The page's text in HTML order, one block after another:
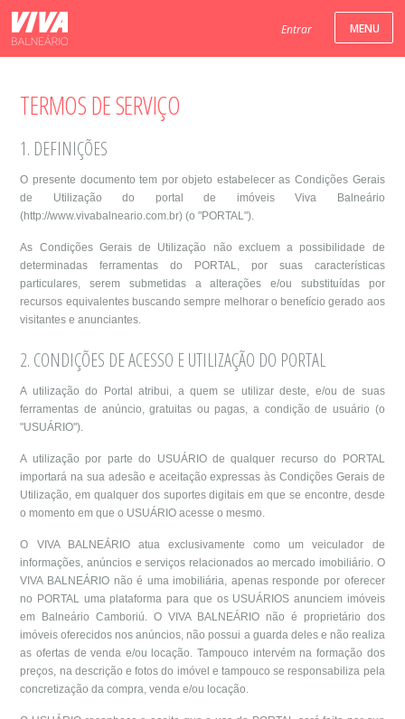
Entrar
TERMOS DE SERVIÇO
1. DEFINIÇÕES
O presente documento tem por objeto estabelecer as Condições Gerais
de Utilização do portal de imóveis Viva Balneário
(http://www.vivabalneario.com.br) (o "PORTAL").
As Condições Gerais de Utilização não excluem a possibilidade de
determinadas ferramentas do PORTAL, por suas características
particulares, serem submetidas a alterações e/ou substituídas por
recursos equivalentes buscando sempre melhorar o benefício gerado aos
visitantes e anunciantes.
2. CONDIÇÕES DE ACESSO E UTILIZAÇÃO DO PORTAL
A utilização do Portal atribui, a quem se utilizar deste, e/ou de suas
ferramentas de anúncio, gratuitas ou pagas, a condição de usuário (o
"USUÁRIO").
A utilização por parte do USUÁRIO de qualquer recurso do PORTAL
importará na sua adesão e aceitação expressas às Condições Gerais de
Utilização, em qualquer dos suportes digitais em que se encontre, desde
o momento em que o USUÁRIO acesse o mesmo.
O VIVA BALNEÁRIO atua exclusivamente como um veiculador de
informações, anúncios e serviços relacionados ao mercado imobiliário. O
VIVA BALNEÁRIO não é uma imobiliária, apenas responde por oferecer
no PORTAL uma plataforma para que os USUÁRIOS anunciem imóveis
em Balneário Camboriú. O VIVA BALNEÁRIO não é proprietário dos
imóveis oferecidos nos anúncios, não possui a guarda deles e não realiza
as ofertas de venda e/ou locação. Tampouco intervém na formação dos
preços, na descrição e fotos do imóvel e tampouco se responsabiliza pela
concretização da compra, venda e/ou locação.